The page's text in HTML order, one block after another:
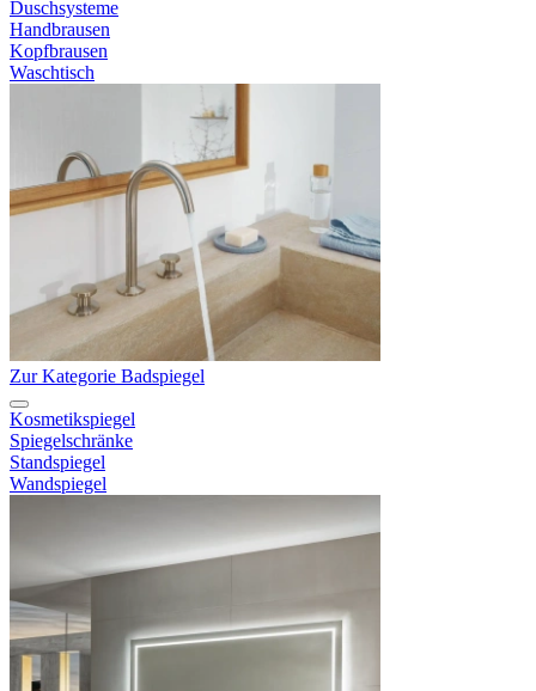
Duschsysteme
Handbrausen
Kopfbrausen
Waschtisch
Zur Kategorie Badspiegel
Kosmetikspiegel
Spiegelschränke
Standspiegel
Wandspiegel